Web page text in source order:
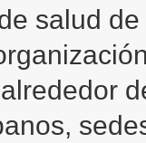
salud